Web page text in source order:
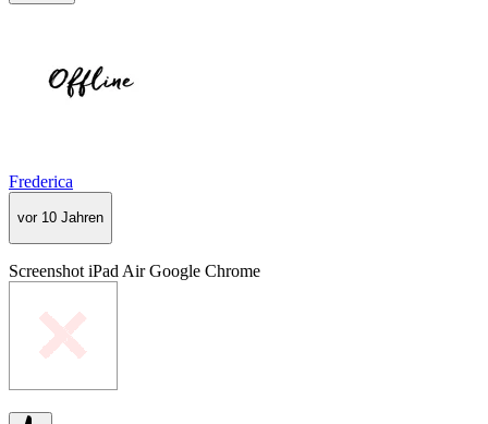
Frederica
vor 10 Jahren
Screenshot iPad Air Google Chrome